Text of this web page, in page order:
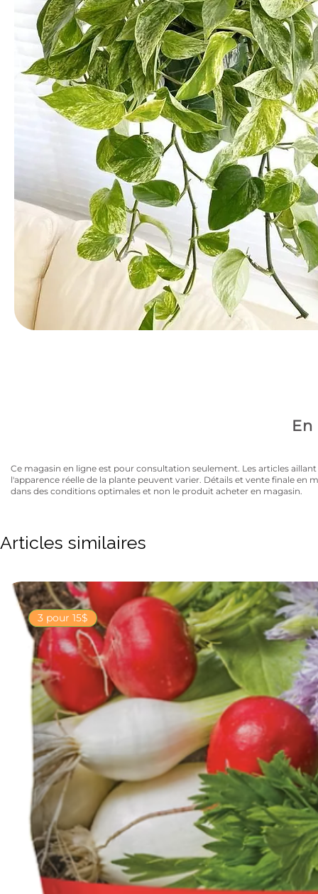
Ce magasin en ligne est pour consultation seulement. Les articles
l'apparence réelle de la plante peuvent varier. Détails et vente finale
dans des conditions optimales et non le produit acheter en magasin.
Articles similaires
3 pour 15$